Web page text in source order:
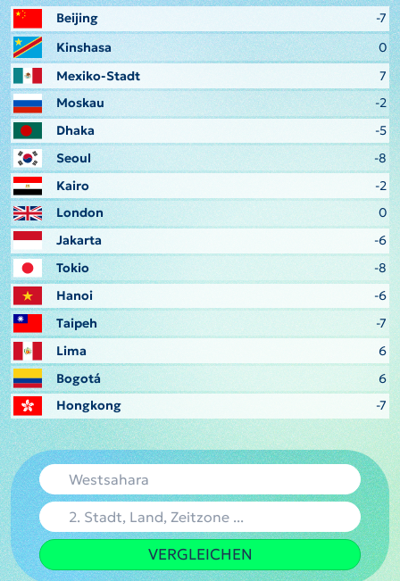
Beijing
-7
Kinshasa
0
Mexiko-Stadt
7
Moskau
-2
Dhaka
-5
Seoul
-8
Kairo
-2
London
0
Jakarta
-6
Tokio
-8
Hanoi
-6
Taipeh
-7
Lima
6
Bogotá
6
Hongkong
-7
VERGLEICHEN